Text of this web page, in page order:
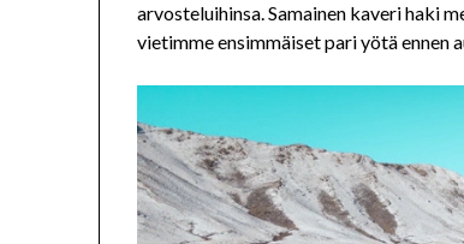
arvosteluihinsa. Samainen kaveri haki
vietimme ensimmäiset pari yötä ennen